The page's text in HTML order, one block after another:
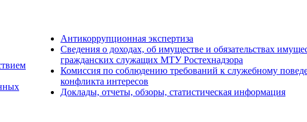
Антикоррупционная экспертиза
Сведения о доходах, об имуществе и обязательствах
гражданских служащих МТУ Ростехнадзора
Комиссия по соблюдению требований к служебному
конфликта интересов
Доклады, отчеты, обзоры, статистическая информация